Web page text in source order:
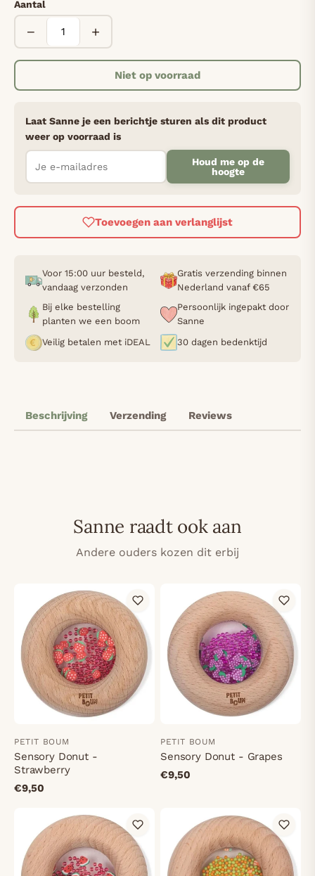
Aantal
− +
Niet op voorraad
Laat Sanne je een berichtje sturen als dit product
weer op voorraad is
Houd me op de
hoogte
Toevoegen aan verlanglijst
Voor 15:00 uur besteld,
vandaag verzonden
Gratis verzending binnen
Nederland vanaf €65
Bij elke bestelling
planten we een boom
Persoonlijk ingepakt door
Sanne
Veilig betalen met iDEAL
30 dagen bedenktijd
Beschrijving Verzending Reviews
Sanne raadt ook aan
Andere ouders kozen dit erbij
PETIT BOUM
Sensory Donut -
Strawberry
€9,50
PETIT BOUM
Sensory Donut - Grapes
€9,50